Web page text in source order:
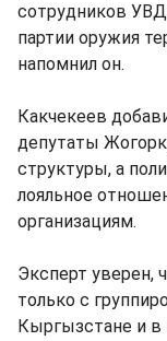
сотрудников
партии оружия
напомнил он.
Какчекеев
депутаты
структуры, а
лояльное
организациям.
Эксперт уверен,
только с
Кыргызстане и в